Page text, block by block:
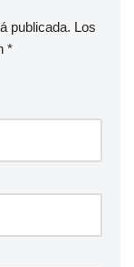
publicada. Los
*